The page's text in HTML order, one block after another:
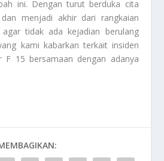
ini. Dengan turut berduka cita
menjadi akhir dari rangkaian
tidak ada kejadian berulang
kami kabarkan terkait insiden
F 15 bersamaan dengan adanya